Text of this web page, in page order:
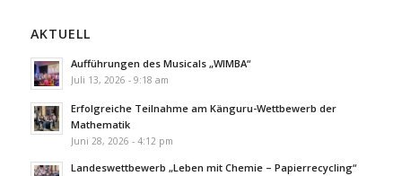
AKTUELL
Aufführungen des Musicals „WIMBA“
Juli 13, 2026 - 9:18 am
Erfolgreiche Teilnahme am Känguru-Wettbewerb der
Mathematik
Juni 28, 2026 - 4:12 pm
Landeswettbewerb „Leben mit Chemie – Papierrecycling“